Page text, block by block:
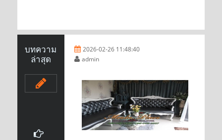
บทความ
ล่าสุด
2026-02-26 11:48:40
admin